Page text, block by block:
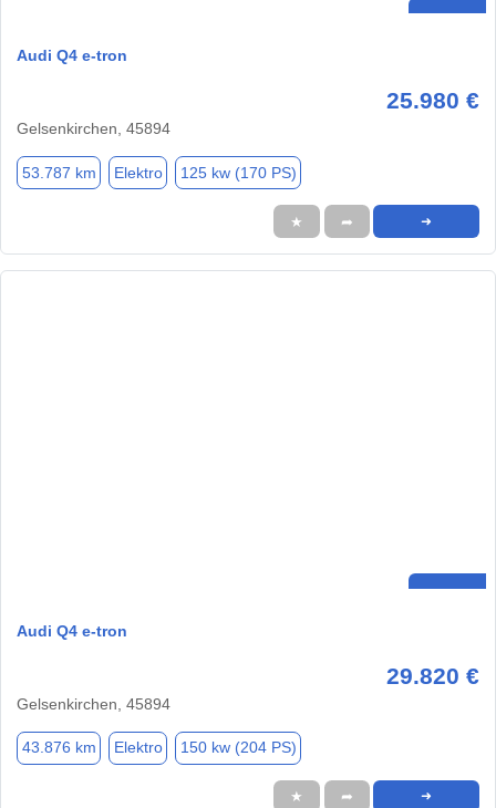
Audi Q4 e-tron
25.980 €
Gelsenkirchen, 45894
53.787 km Elektro 125 kw (170 PS)
★ ➦ ➜
Audi Q4 e-tron
29.820 €
Gelsenkirchen, 45894
43.876 km Elektro 150 kw (204 PS)
★ ➦ ➜